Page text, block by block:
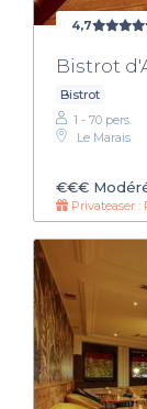
4,7
Bistrot
Bistrot
1 - 70 pers.
Le Marais
€€€
Privateaser : Pour